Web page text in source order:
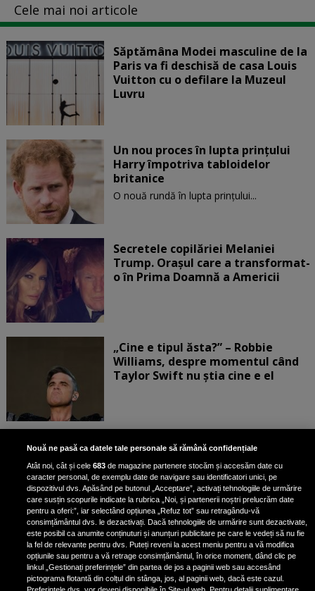
Cele mai noi articole
Săptămâna Modei masculine de la
Paris va fi deschisă de casa Louis
Vuitton cu o defilare la Muzeul
Luvru
Un nou proces în lupta prinţului
Harry împotriva tabloidelor
britanice
O nouă rundă în lupta prinţului...
Secretele copilăriei Melaniei
Trump. Orașul care a transformat-
o în Prima Doamnă a Americii
„Cine e tipul ăsta?” – Robbie
Williams, despre momentul când
Taylor Swift nu știa cine e el
Bruce Dickinson, solistul trupei
Iron Maiden, şi-a arătat talentul
de scrimer la un concurs în Franţa
Nicki Minaj, acuzată de agresiune
de fostul manager: Detalii șocante
din proces
Nouă ne pasă ca datele tale personale să rămână confidențiale
Atât noi, cât și cele683 de magazine partenere stocăm și accesăm date cu
caracter personal, de exemplu date de navigare sau identificatori unici, pe
dispozitivul dvs. Apăsând pe butonul „Acceptare”, activați tehnologiile de urmărire
care susțin scopurile indicate la rubrica „Noi, și partenerii noștri prelucrăm date
pentru a oferi:”, iar selectând opțiunea „Refuz tot” sau retragându-vă
consimțământul dvs. le dezactivați. Dacă tehnologiile de urmărire sunt dezactivate,
este posibil ca anumite conținuturi și anunțuri publicitare pe care le vedeți să nu fie
la fel de relevante pentru dvs. Puteți reveni la acest meniu pentru a vă modifica
opțiunile sau pentru a vă retrage consimțământul, în orice moment, dând clic pe
linkul „Gestionați preferințele” din partea de jos a paginii web sau accesând
pictograma flotantă din colțul din stânga, jos, al paginii web, dacă este cazul.